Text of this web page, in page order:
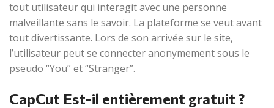
tout utilisateur qui interagit avec une personne
malveillante sans le savoir. La plateforme se veut avant
tout divertissante. Lors de son arrivée sur le site,
l’utilisateur peut se connecter anonymement sous le
pseudo “You” et “Stranger”.
CapCut Est-il entièrement gratuit ?